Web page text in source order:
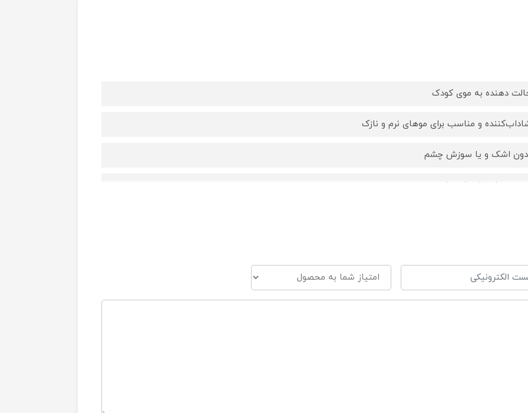
دهنده به موی کودک
و مناسب برای موهای نرم و نازک
اشک و یا سوزش چشم
بدون عصاره‌های شیمیایی